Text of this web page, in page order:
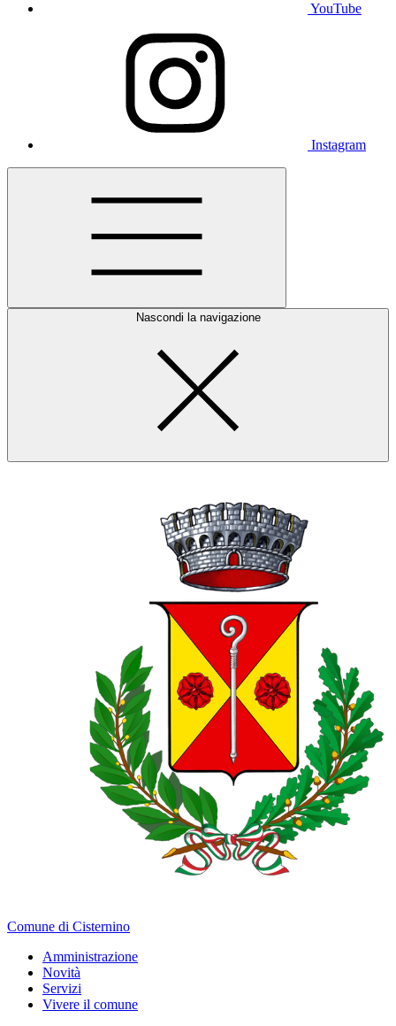
YouTube
Instagram
Nascondi la navigazione
Comune di Cisternino
Amministrazione
Novità
Servizi
Vivere il comune